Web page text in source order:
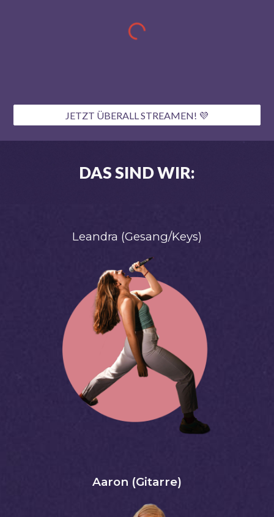
JETZT ÜBERALL STREAMEN! 💜
DAS SIND WIR:
Leandra (Gesang/Keys)
Aaron (Gitarre)